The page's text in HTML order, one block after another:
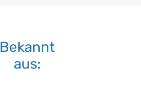
Bekannt
aus: